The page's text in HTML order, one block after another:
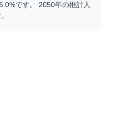
%です。 2050年の推計人